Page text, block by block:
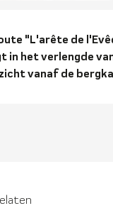
"L'arête de
in het verlengde
vanaf de